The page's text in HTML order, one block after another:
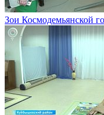
Зои Космодемьянской